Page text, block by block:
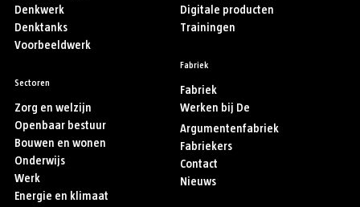
Denkwerk
Denktanks
Voorbeeldwerk
Sectoren
Zorg en welzijn
Openbaar bestuur
Bouwen en wonen
Onderwijs
Werk
Energie en klimaat
Digitale producten
Trainingen
Fabriek
Fabriek
Werken bij De
Argumentenfabriek
Fabriekers
Contact
Nieuws